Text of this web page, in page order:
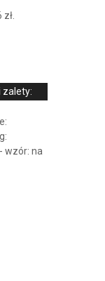
zł.
zalety:
wzór: na